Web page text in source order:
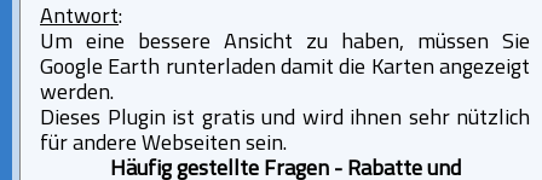
Antwort:
Um eine bessere Ansicht zu haben, müssen Sie
Google Earth runterladen damit die Karten angezeigt
werden.
Dieses Plugin ist gratis und wird ihnen sehr nützlich
für andere Webseiten sein.
Häufig gestellte Fragen - Rabatte und